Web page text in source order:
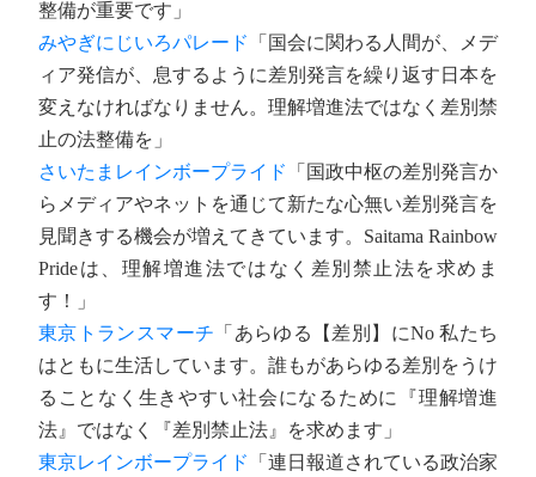
整備が重要です」
みやぎにじいろパレード
「国会に関わる人間が、メデ
ィア発信が、息するように差別発言を繰り返す日本を
変えなければなりません。理解増進法ではなく差別禁
止の法整備を」
さいたまレインボープライド
「国政中枢の差別発言か
らメディアやネットを通じて新たな心無い差別発言を
見聞きする機会が増えてきています。Saitama Rainbow
Prideは、理解増進法ではなく差別禁止法を求めま
す！」
東京トランスマーチ 「あらゆる【差別】にNo 私たち
はともに生活しています。誰もがあらゆる差別をうけ
ることなく生きやすい社会になるために『理解増進
法』ではなく『差別禁止法』を求めます」
東京レインボープライド
「連日報道されている政治家